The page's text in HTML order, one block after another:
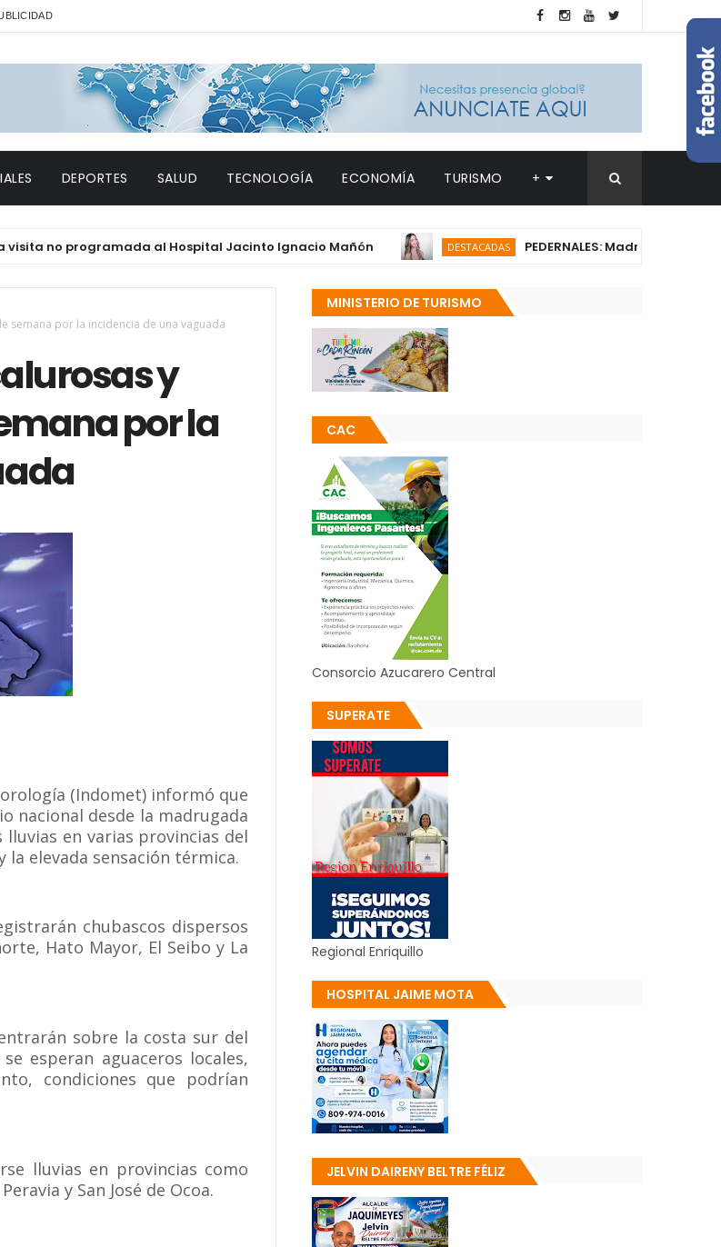
DEPORTES SALUD TECNOLOGÍA ECONOMÍA TURISMO +
programada al Hospital Jacinto Ignacio Mañón DESTACADAS PEDERNALES: Madre de joven
semana por la incidencia de una vaguada
y
por la
(Indomet) informó que
nacional desde la madrugada
en varias provincias del
elevada sensación térmica.
chubascos dispersos
Hato Mayor, El Seibo y La
sobre la costa sur del
esperan aguaceros locales,
condiciones que podrían
lluvias en provincias como
y San José de Ocoa.
MINISTERIO DE TURISMO
CAC
Consorcio Azucarero Central
SUPERATE
Regional Enriquillo
HOSPITAL JAIME MOTA
JELVIN DAIRENY BELTRE FÉLIZ